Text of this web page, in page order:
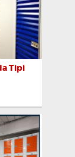
Tipi